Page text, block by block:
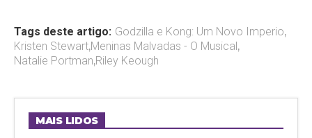
Tags deste artigo: Godzilla e Kong: Um Novo Imperio,
Kristen Stewart,Meninas Malvadas - O Musical,
Natalie Portman,Riley Keough
MAIS LIDOS